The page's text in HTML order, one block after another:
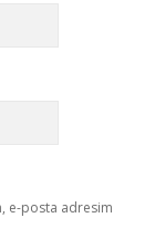
e-posta adresim